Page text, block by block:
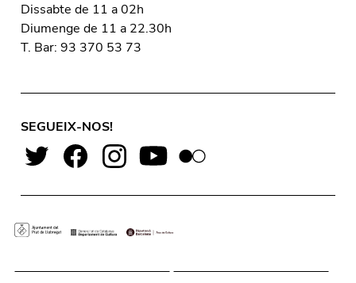
Dissabte de 11 a 02h
Diumenge de 11 a 22.30h
T. Bar: 93 370 53 73
SEGUEIX-NOS!